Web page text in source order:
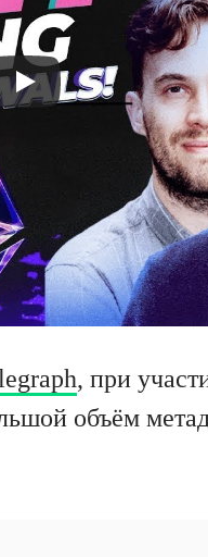
, при
объём